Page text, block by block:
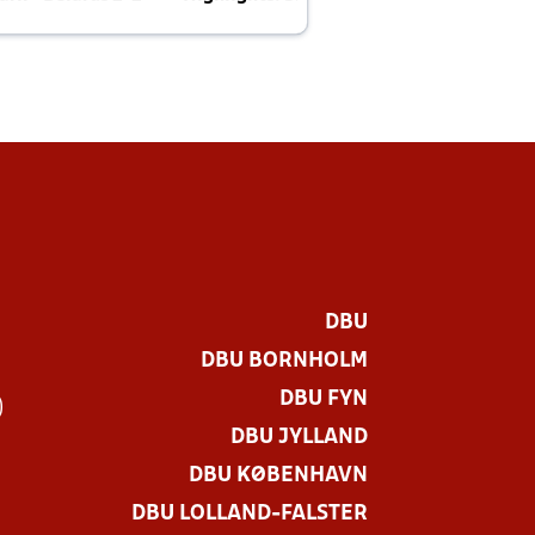
DBU
DBU BORNHOLM
DBU FYN
DBU JYLLAND
DBU KØBENHAVN
DBU LOLLAND-FALSTER